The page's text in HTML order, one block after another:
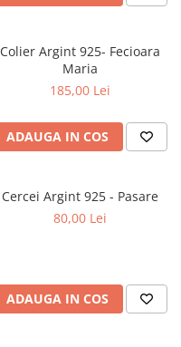
Colier Argint 925- Fecioara
Maria
185,00 Lei
ADAUGA IN COS
Cercei Argint 925 - Pasare
80,00 Lei
ADAUGA IN COS